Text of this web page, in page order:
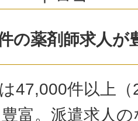
の薬剤師求人が
47,000件以上
富。派遣求人